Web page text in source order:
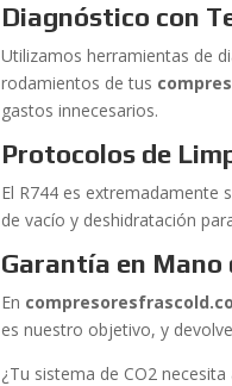
Diagnóstico con
Utilizamos herramientas de
rodamientos de tus
gastos innecesarios.
Protocolos de
El R744 es extremadamente
de vacío y deshidratación
Garantía en Mano
En
es nuestro objetivo, y
¿Tu sistema de CO2